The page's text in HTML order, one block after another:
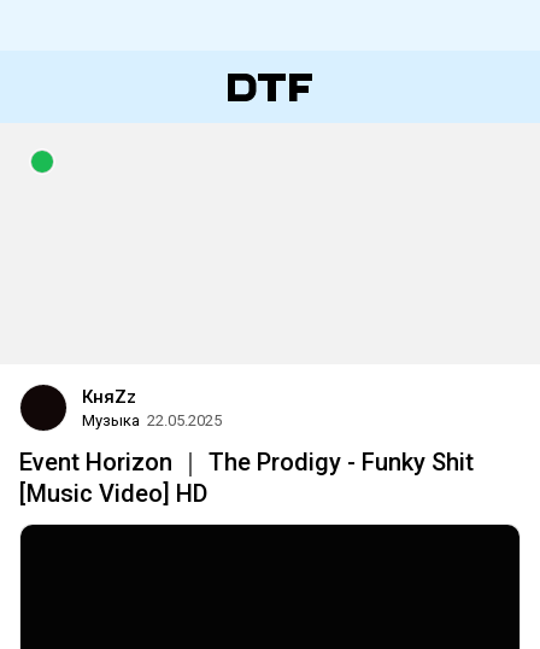
КняZz
Музыка 22.05.2025
Event Horizon ｜ The Prodigy - Funky Shit
[Music Video] HD